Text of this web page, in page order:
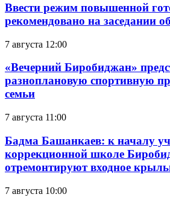
Ввести режим повышенной
рекомендовано на заседании
7 августа 12:00
«Вечерний Биробиджан»
разноплановую спортивную
семьи
7 августа 11:00
Бадма Башанкаев: к началу
коррекционной школе
отремонтируют входное
7 августа 10:00